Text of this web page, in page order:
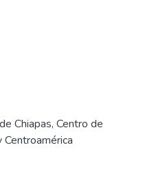
Chiapas, Centro de